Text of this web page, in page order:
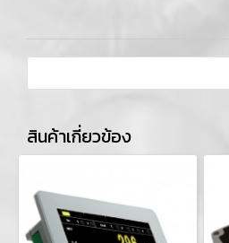
สินค้าเกี่ยวข้อง